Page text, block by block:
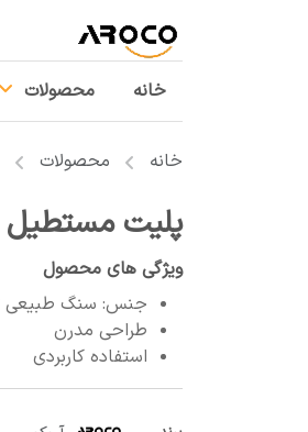
خانه محصولات
خانه محصولات
پلیت مستطیل
ویژگی های محصول
جنس: سنگ طبیعی
طراحی مدرن
استفاده کاربردی